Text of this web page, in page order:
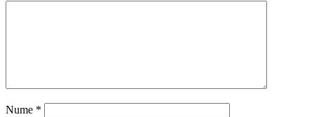
Nume *